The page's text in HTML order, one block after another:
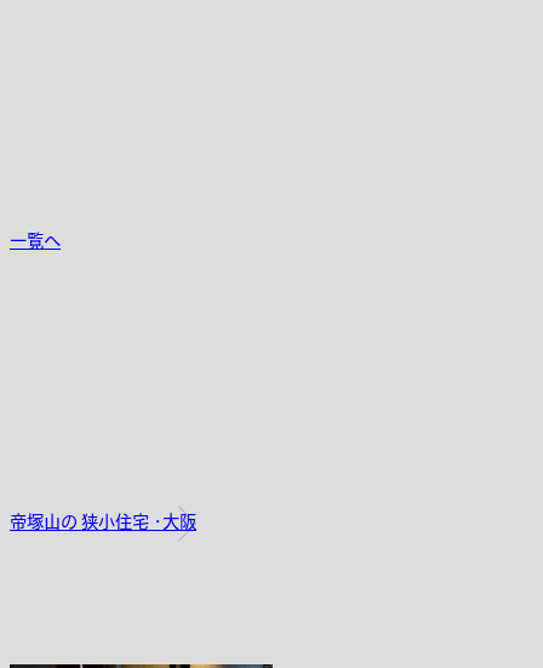
一覧へ
帝塚山の 狭小住宅 ・大阪